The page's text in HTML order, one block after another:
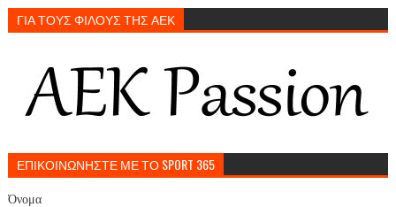
ΓΙΑ ΤΟΥΣ ΦΙΛΟΥΣ ΤΗΣ ΑΕΚ
ΕΠΙΚΟΙΝΩΝΗΣΤΕ ΜΕ ΤΟ SPORT 365
Όνομα